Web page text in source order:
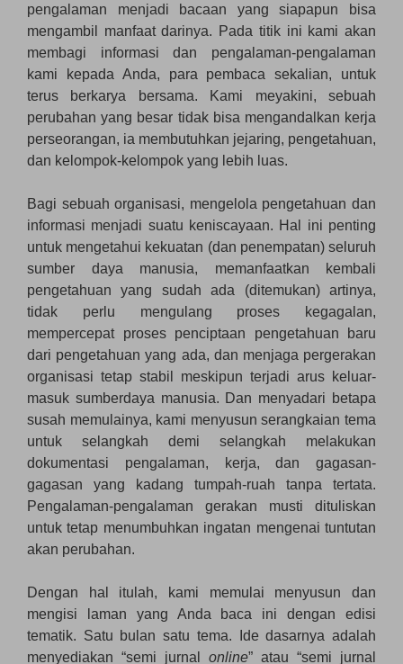
pengalaman menjadi bacaan yang siapapun bisa
mengambil manfaat darinya. Pada titik ini kami akan
membagi informasi dan pengalaman-pengalaman
kami kepada Anda, para pembaca sekalian, untuk
terus berkarya bersama. Kami meyakini, sebuah
perubahan yang besar tidak bisa mengandalkan kerja
perseorangan, ia membutuhkan jejaring, pengetahuan,
dan kelompok-kelompok yang lebih luas.
Bagi sebuah organisasi, mengelola pengetahuan dan
informasi menjadi suatu keniscayaan. Hal ini penting
untuk mengetahui kekuatan (dan penempatan) seluruh
sumber daya manusia, memanfaatkan kembali
pengetahuan yang sudah ada (ditemukan) artinya,
tidak perlu mengulang proses kegagalan,
mempercepat proses penciptaan pengetahuan baru
dari pengetahuan yang ada, dan menjaga pergerakan
organisasi tetap stabil meskipun terjadi arus keluar-
masuk sumberdaya manusia. Dan menyadari betapa
susah memulainya, kami menyusun serangkaian tema
untuk selangkah demi selangkah melakukan
dokumentasi pengalaman, kerja, dan gagasan-
gagasan yang kadang tumpah-ruah tanpa tertata.
Pengalaman-pengalaman gerakan musti dituliskan
untuk tetap menumbuhkan ingatan mengenai tuntutan
akan perubahan.
Dengan hal itulah, kami memulai menyusun dan
mengisi laman yang Anda baca ini dengan edisi
tematik. Satu bulan satu tema. Ide dasarnya adalah
menyediakan “semi jurnal online” atau “semi jurnal